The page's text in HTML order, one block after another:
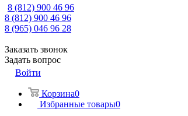
8 (812) 900 46 96
8 (812) 900 46 96
8 (965) 046 96 28
Заказать звонок
Задать вопрос
Войти
Корзина0
Избранные товары0